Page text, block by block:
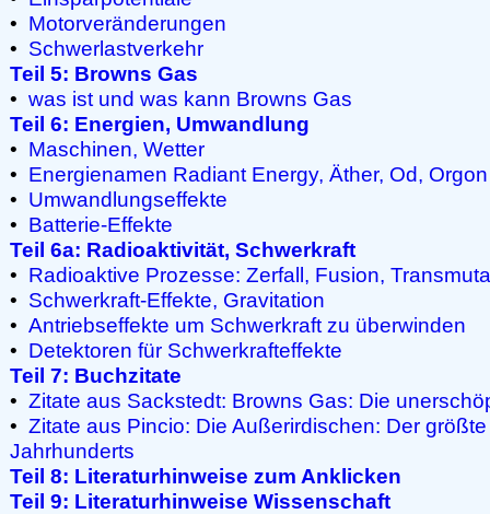
• Motorveränderungen
• Schwerlastverkehr
Teil 5: Browns Gas
• was ist und was kann Browns Gas
Teil 6: Energien, Umwandlung
• Maschinen, Wetter
• Energienamen Radiant Energy, Äther, Od, Orgon
• Umwandlungseffekte
• Batterie-Effekte
Teil 6a: Radioaktivität, Schwerkraft
• Radioaktive Prozesse: Zerfall, Fusion,
• Schwerkraft-Effekte, Gravitation
• Antriebseffekte um Schwerkraft zu überwinden
• Detektoren für Schwerkrafteffekte
Teil 7: Buchzitate
• Zitate aus Sackstedt: Browns Gas: Die
• Zitate aus Pincio: Die Außerirdischen: Der
Jahrhunderts
Teil 8: Literaturhinweise zum Anklicken
Teil 9: Literaturhinweise Wissenschaft